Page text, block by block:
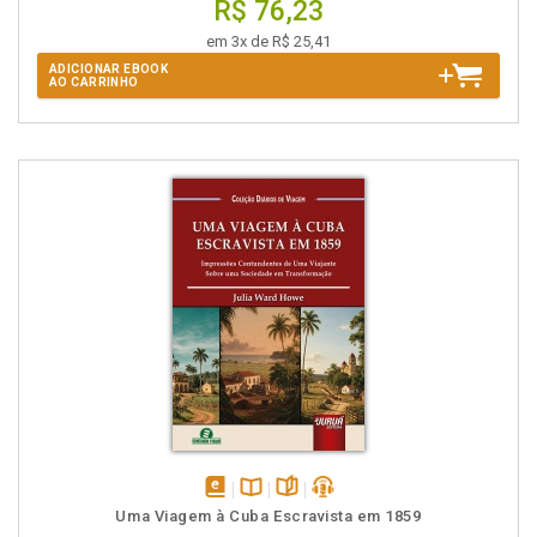
R$ 76,23
em 3x de R$ 25,41
ADICIONAR EBOOK
AO CARRINHO
disponívelDisponível
páginaspodcast
Uma Viagem à Cuba Escravista em 1859